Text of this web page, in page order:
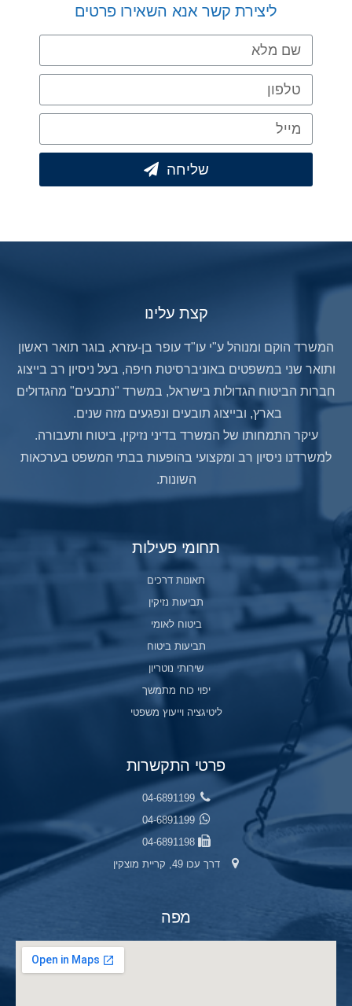
ליצירת קשר אנא השאירו פרטים
שליחה
קצת עלינו
המשרד הוקם ומנוהל ע"י עו"ד עופר בן-עזרא, בוגר תואר ראשון
ותואר שני במשפטים באוניברסיטת חיפה, בעל ניסיון רב בייצוג
חברות הביטוח הגדולות בישראל, במשרד "נתבעים" מהגדולים
בארץ, ובייצוג תובעים ונפגעים מזה שנים.
עיקר התמחותו של המשרד בדיני נזיקין, ביטוח ותעבורה.
למשרדנו ניסיון רב ומקצועי בהופעות בבתי המשפט בערכאות
השונות.
תחומי פעילות
תאונות דרכים
תביעות נזיקין
ביטוח לאומי
תביעות ביטוח
שירותי נוטריון
יפוי כוח מתמשך
ליטיגציה וייעוץ משפטי
פרטי התקשרות
04-6891199
04-6891199
04-6891198
דרך עכו 49, קריית מוצקין
מפה